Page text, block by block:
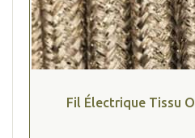
Fil Électrique Tissu